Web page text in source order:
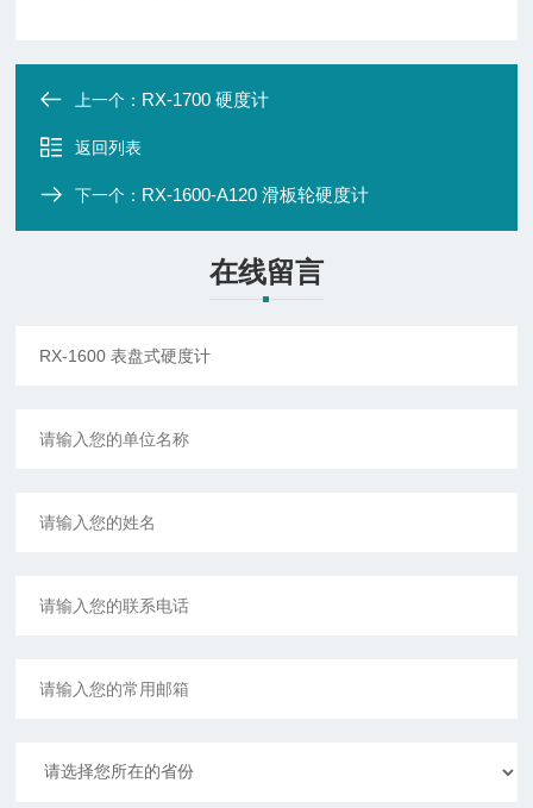
上一个： RX-1700 硬度计
返回列表
下一个： RX-1600-A120 滑板轮硬度计
在线留言